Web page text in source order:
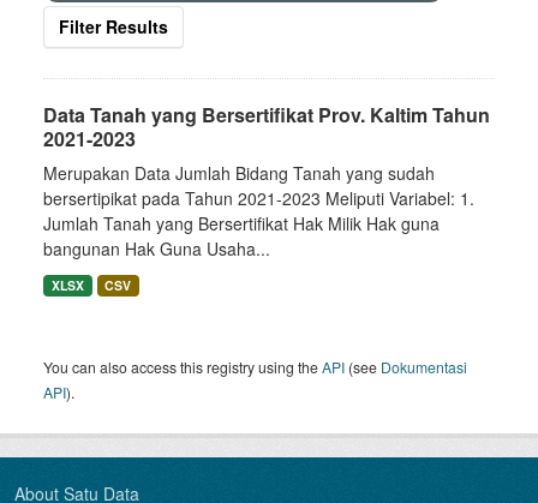
Filter Results
Data Tanah yang Bersertifikat Prov. Kaltim Tahun
2021-2023
Merupakan Data Jumlah Bidang Tanah yang sudah
bersertipikat pada Tahun 2021-2023 Meliputi Variabel: 1.
Jumlah Tanah yang Bersertifikat Hak Milik Hak guna
bangunan Hak Guna Usaha...
XLSX CSV
You can also access this registry using theAPI (see Dokumentasi
API).
About Satu Data